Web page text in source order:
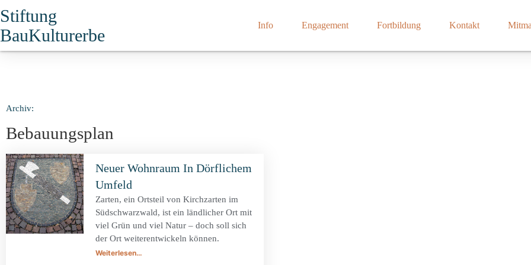
Stiftung
BauKulturerbe
Info Engagement Fortbildung Kontakt
Archiv:
Bebauungsplan
Neuer Wohnraum In Dörflichem
Umfeld
Zarten, ein Ortsteil von Kirchzarten im
Südschwarzwald, ist ein ländlicher Ort mit
viel Grün und viel Natur – doch soll sich
der Ort weiterentwickeln können.
Weiterlesen…